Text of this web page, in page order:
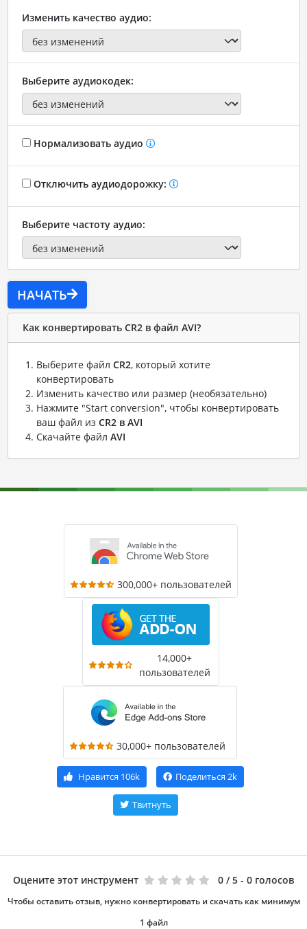
Изменить качество аудио:
Выберите аудиокодек:
Нормализовать аудио
Отключить аудиодорожку:
Выберите частоту аудио:
НАЧАТЬ
Как конвертировать CR2 в файл AVI?
Выберите файл CR2, который хотите
конвертировать
Изменить качество или размер (необязательно)
Нажмите "Start conversion", чтобы конвертировать
ваш файл из CR2 в AVI
Скачайте файл AVI
300,000+ пользователей
14,000+
пользователей
30,000+ пользователей
Нравится 106k Поделиться 2k
Твитнуть
Оцените этот инструмент 0 / 5 - 0 голосов
Чтобы оставить отзыв, нужно конвертировать и скачать как минимум
1 файл